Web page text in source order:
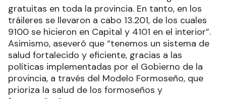
gratuitas en toda la provincia. En tanto, en los
tráileres se llevaron a cabo 13.201, de los cuales
9100 se hicieron en Capital y 4101 en el interior”.
Asimismo, aseveró que “tenemos un sistema de
salud fortalecido y eficiente, gracias a las
políticas implementadas por el Gobierno de la
provincia, a través del Modelo Formoseño, que
prioriza la salud de los formoseños y